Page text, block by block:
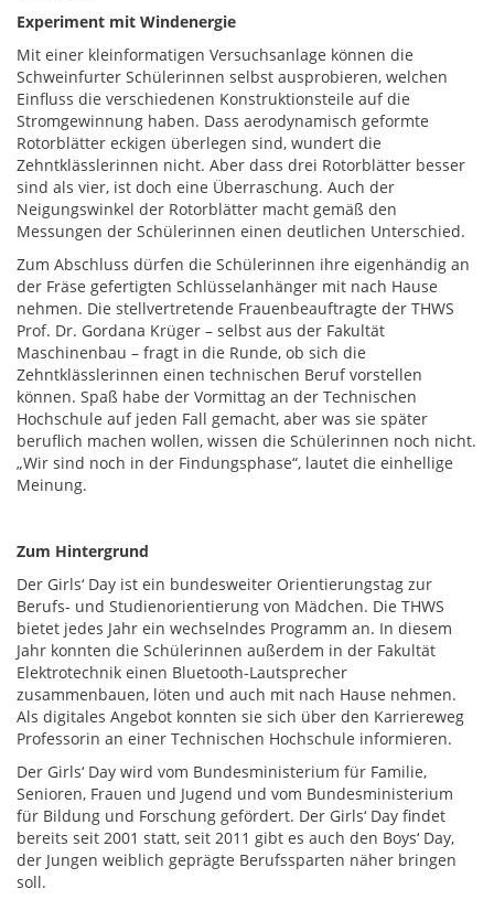
Experiment mit Windenergie
Mit einer kleinformatigen Versuchsanlage können die
Schweinfurter Schülerinnen selbst ausprobieren, welchen
Einfluss die verschiedenen Konstruktionsteile auf die
Stromgewinnung haben. Dass aerodynamisch geformte
Rotorblätter eckigen überlegen sind, wundert die
Zehntklässlerinnen nicht. Aber dass drei Rotorblätter besser
sind als vier, ist doch eine Überraschung. Auch der
Neigungswinkel der Rotorblätter macht gemäß den
Messungen der Schülerinnen einen deutlichen Unterschied.
Zum Abschluss dürfen die Schülerinnen ihre eigenhändig an
der Fräse gefertigten Schlüsselanhänger mit nach Hause
nehmen. Die stellvertretende Frauenbeauftragte der THWS
Prof. Dr. Gordana Krüger – selbst aus der Fakultät
Maschinenbau – fragt in die Runde, ob sich die
Zehntklässlerinnen einen technischen Beruf vorstellen
können. Spaß habe der Vormittag an der Technischen
Hochschule auf jeden Fall gemacht, aber was sie später
beruflich machen wollen, wissen die Schülerinnen noch nicht.
„Wir sind noch in der Findungsphase“, lautet die einhellige
Meinung.
Zum Hintergrund
Der Girls‘ Day ist ein bundesweiter Orientierungstag zur
Berufs- und Studienorientierung von Mädchen. Die THWS
bietet jedes Jahr ein wechselndes Programm an. In diesem
Jahr konnten die Schülerinnen außerdem in der Fakultät
Elektrotechnik einen Bluetooth-Lautsprecher
zusammenbauen, löten und auch mit nach Hause nehmen.
Als digitales Angebot konnten sie sich über den Karriereweg
Professorin an einer Technischen Hochschule informieren.
Der Girls‘ Day wird vom Bundesministerium für Familie,
Senioren, Frauen und Jugend und vom Bundesministerium
für Bildung und Forschung gefördert. Der Girls‘ Day findet
bereits seit 2001 statt, seit 2011 gibt es auch den Boys‘ Day,
der Jungen weiblich geprägte Berufssparten näher bringen
soll.